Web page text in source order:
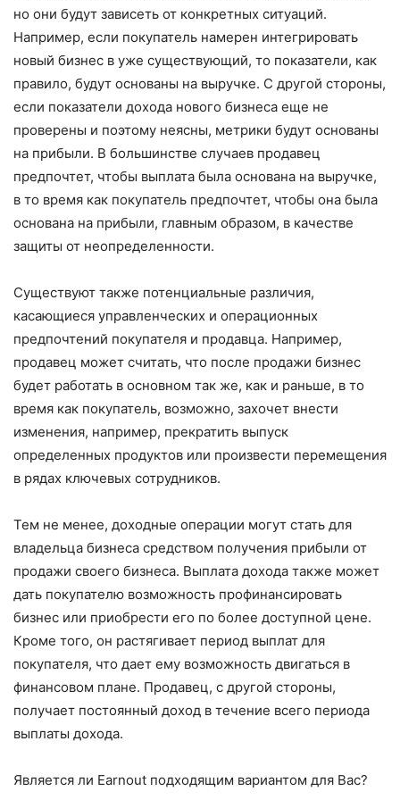
но они будут зависеть от конкретных ситуаций.
Например, если покупатель намерен интегрировать
новый бизнес в уже существующий, то показатели, как
правило, будут основаны на выручке. С другой стороны,
если показатели дохода нового бизнеса еще не
проверены и поэтому неясны, метрики будут основаны
на прибыли. В большинстве случаев продавец
предпочтет, чтобы выплата была основана на выручке,
в то время как покупатель предпочтет, чтобы она была
основана на прибыли, главным образом, в качестве
защиты от неопределенности.
Существуют также потенциальные различия,
касающиеся управленческих и операционных
предпочтений покупателя и продавца. Например,
продавец может считать, что после продажи бизнес
будет работать в основном так же, как и раньше, в то
время как покупатель, возможно, захочет внести
изменения, например, прекратить выпуск
определенных продуктов или произвести перемещения
в рядах ключевых сотрудников.
Тем не менее, доходные операции могут стать для
владельца бизнеса средством получения прибыли от
продажи своего бизнеса. Выплата дохода также может
дать покупателю возможность профинансировать
бизнес или приобрести его по более доступной цене.
Кроме того, он растягивает период выплат для
покупателя, что дает ему возможность двигаться в
финансовом плане. Продавец, с другой стороны,
получает постоянный доход в течение всего периода
выплаты дохода.
Является ли Earnout подходящим вариантом для Вас?